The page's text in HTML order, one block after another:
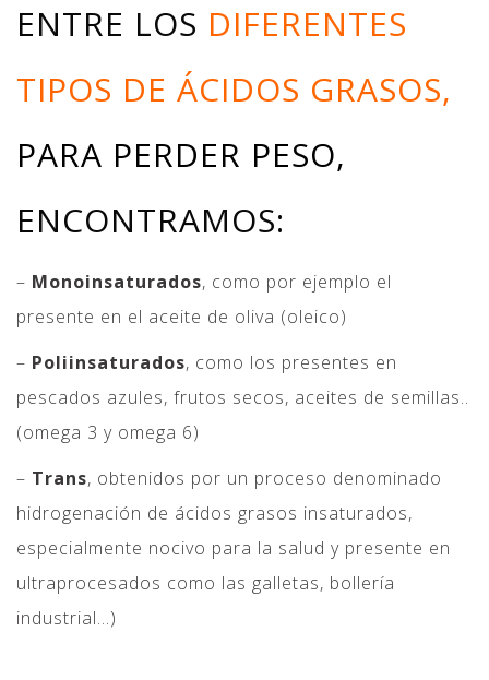
ENTRE LOS DIFERENTES
TIPOS DE ÁCIDOS GRASOS,
PARA PERDER PESO,
ENCONTRAMOS:
– Monoinsaturados, como por ejemplo el
presente en el aceite de oliva (oleico)
– Poliinsaturados, como los presentes en
pescados azules, frutos secos, aceites de semillas..
(omega 3 y omega 6)
– Trans, obtenidos por un proceso denominado
hidrogenación de ácidos grasos insaturados,
especialmente nocivo para la salud y presente en
ultraprocesados como las galletas, bollería
industrial…)